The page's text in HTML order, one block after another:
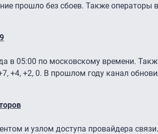
прошло без сбоев. Также операторы
в 05:00 по московскому времени.
+4, +2, 0. В прошлом году канал
и узлом доступа провайдера